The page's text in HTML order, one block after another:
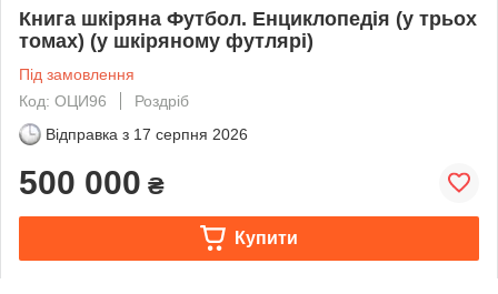
Книга шкіряна Футбол. Енциклопедія (у трьох
томах) (у шкіряному футлярі)
Під замовлення
Код: ОЦИ96
Роздріб
Відправка з 17 серпня 2026
500 000 ₴
Купити